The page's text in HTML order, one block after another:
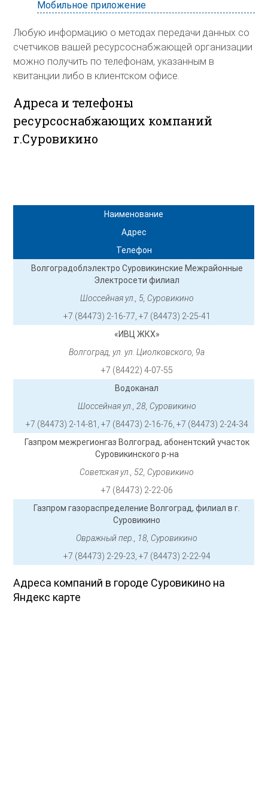
Мобильное приложение
Любую информацию о методах передачи данных со
счетчиков вашей ресурсоснабжающей организации
можно получить по телефонам, указанным в
квитанции либо в клиентском офисе.
Адреса и телефоны
ресурсоснабжающих компаний
г.Суровикино
Наименование
Адрес
Телефон
Волгоградоблэлектро Суровикинские Межрайонные
Электросети филиал
Шоссейная ул., 5, Суровикино
+7 (84473) 2-16-77, +7 (84473) 2-25-41
«ИВЦ ЖКХ»
Волгоград, ул. ул. Циолковского, 9а
+7 (84422) 4-07-55
Водоканал
Шоссейная ул., 28, Суровикино
+7 (84473) 2-14-81, +7 (84473) 2-16-76, +7 (84473) 2-24-34
Газпром межрегионгаз Волгоград, абонентский участок
Суровикинского р-на
Советская ул., 52, Суровикино
+7 (84473) 2-22-06
Газпром газораспределение Волгоград, филиал в г.
Суровикино
Овражный пер., 18, Суровикино
+7 (84473) 2-29-23, +7 (84473) 2-22-94
Адреса компаний в городе Суровикино на
Яндекс карте